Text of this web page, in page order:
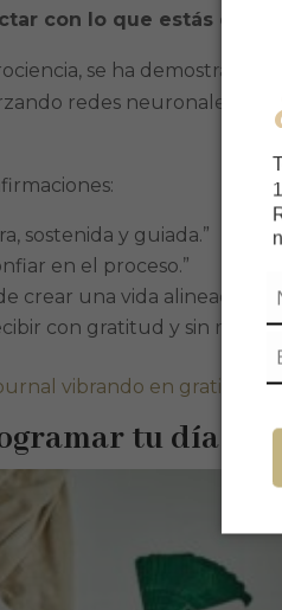
con lo que estás
se ha demostrado
redes neuronales
sostenida y guiada.”
en el proceso.”
crear una vida alineada con
con gratitud y sin
vibrando en gratitud
tu día con